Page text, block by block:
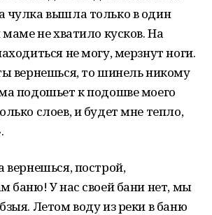
чулка вышла только в один
не хватило кусков. На
не могу, мерзнут ноги.
вернешься, то шинель никому
подошьет к подошве моего
слоев, и будет мне тепло,
вернешься, построй,
баню! У нас своей бани нет, мы
Летом воду из реки в баню